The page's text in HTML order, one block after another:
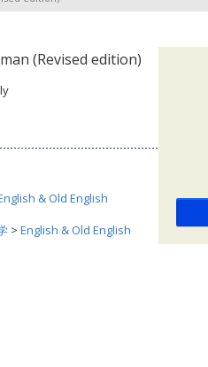
(Revised edition)
& Old English
> English & Old English